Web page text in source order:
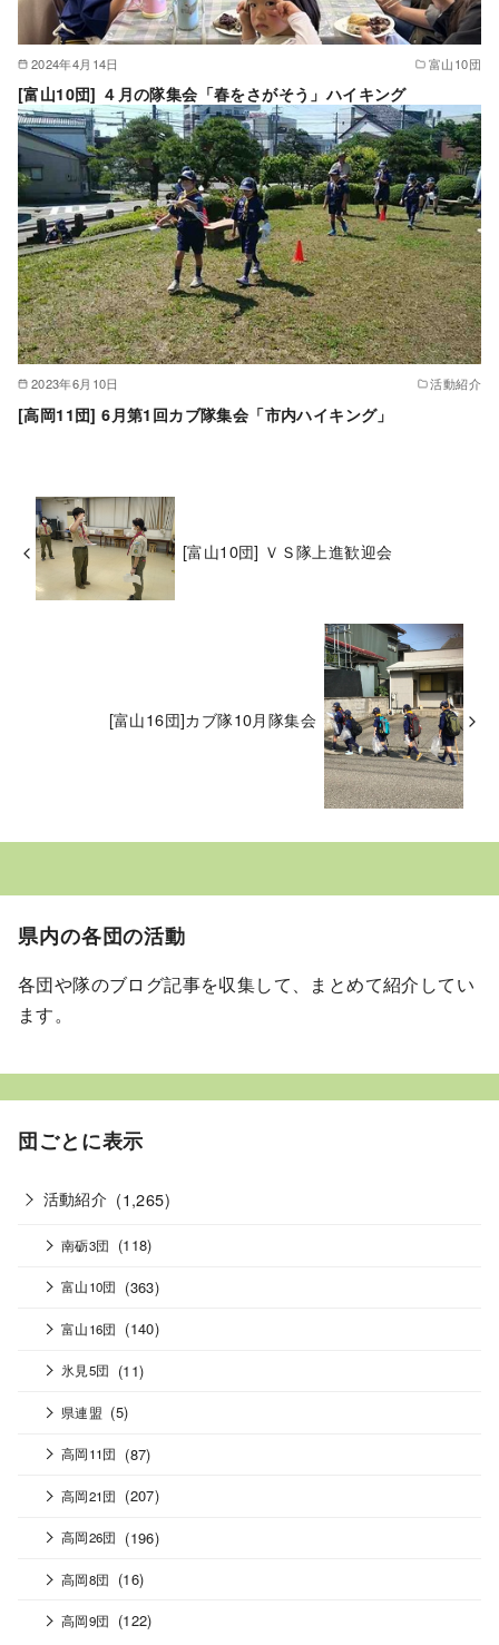
2024年4月14日 富山10団
[富山10団] ４月の隊集会「春をさがそう」ハイキング
2023年6月10日 活動紹介
[高岡11団] 6月第1回カブ隊集会「市内ハイキング」
[富山10団] ＶＳ隊上進歓迎会
[富山16団]カブ隊10月隊集会
県内の各団の活動
各団や隊のブログ記事を収集して、まとめて紹介してい
ます。
団ごとに表示
活動紹介 (1,265)
南砺3団 (118)
富山10団 (363)
富山16団 (140)
氷見5団 (11)
県連盟 (5)
高岡11団 (87)
高岡21団 (207)
高岡26団 (196)
高岡8団 (16)
高岡9団 (122)